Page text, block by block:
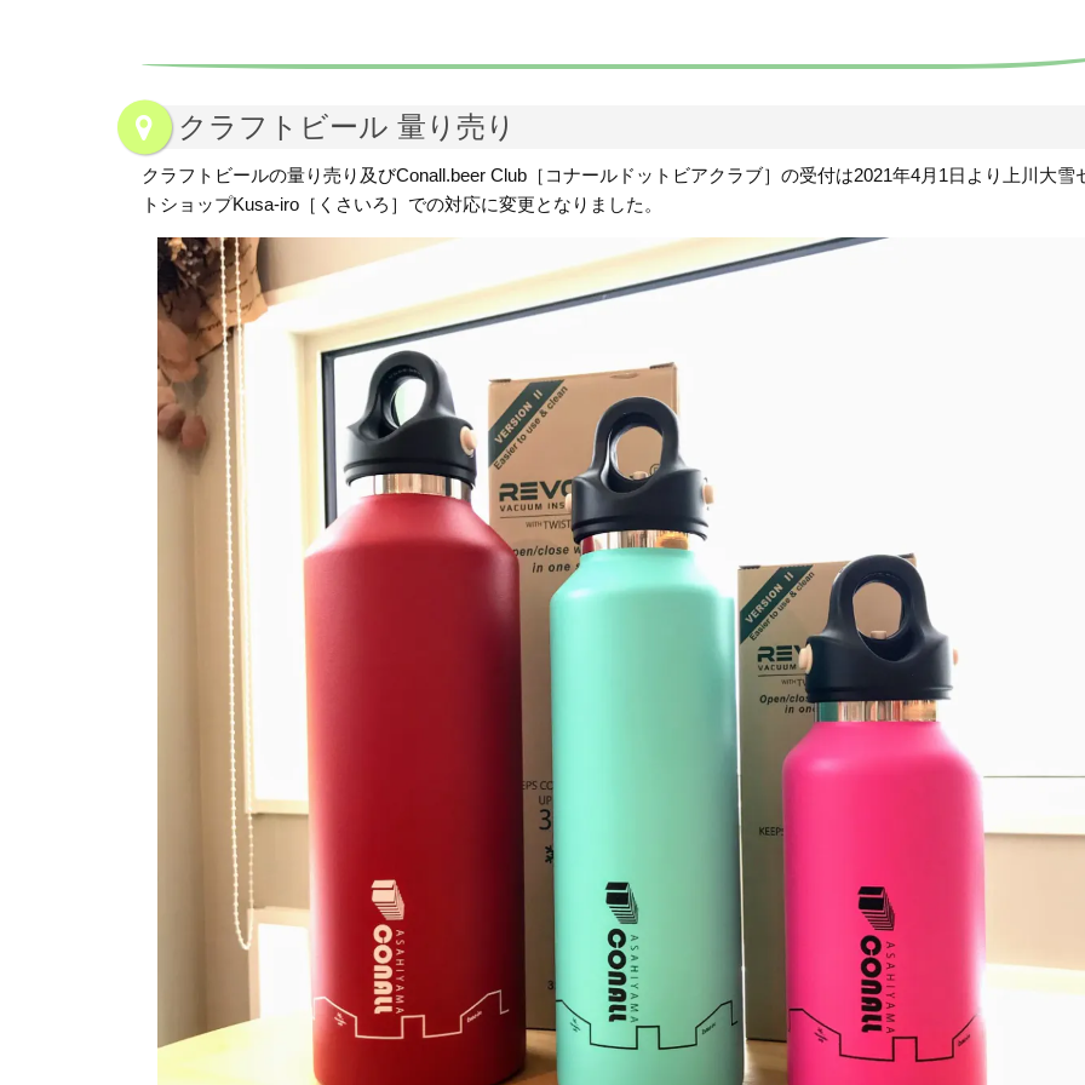
クラフトビール 量り売り
クラフトビールの量り売り及びConall.beer Club［コナールドットビアクラブ］の受付は2021年4月1日より上川大雪
トショップKusa-iro［くさいろ］での対応に変更となりました。